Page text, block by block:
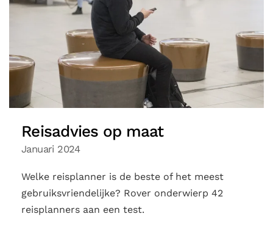
Reisadvies op maat
Januari 2024
Welke reisplanner is de beste of het meest
gebruiksvriendelijke? Rover onderwierp 42
reisplanners aan een test.